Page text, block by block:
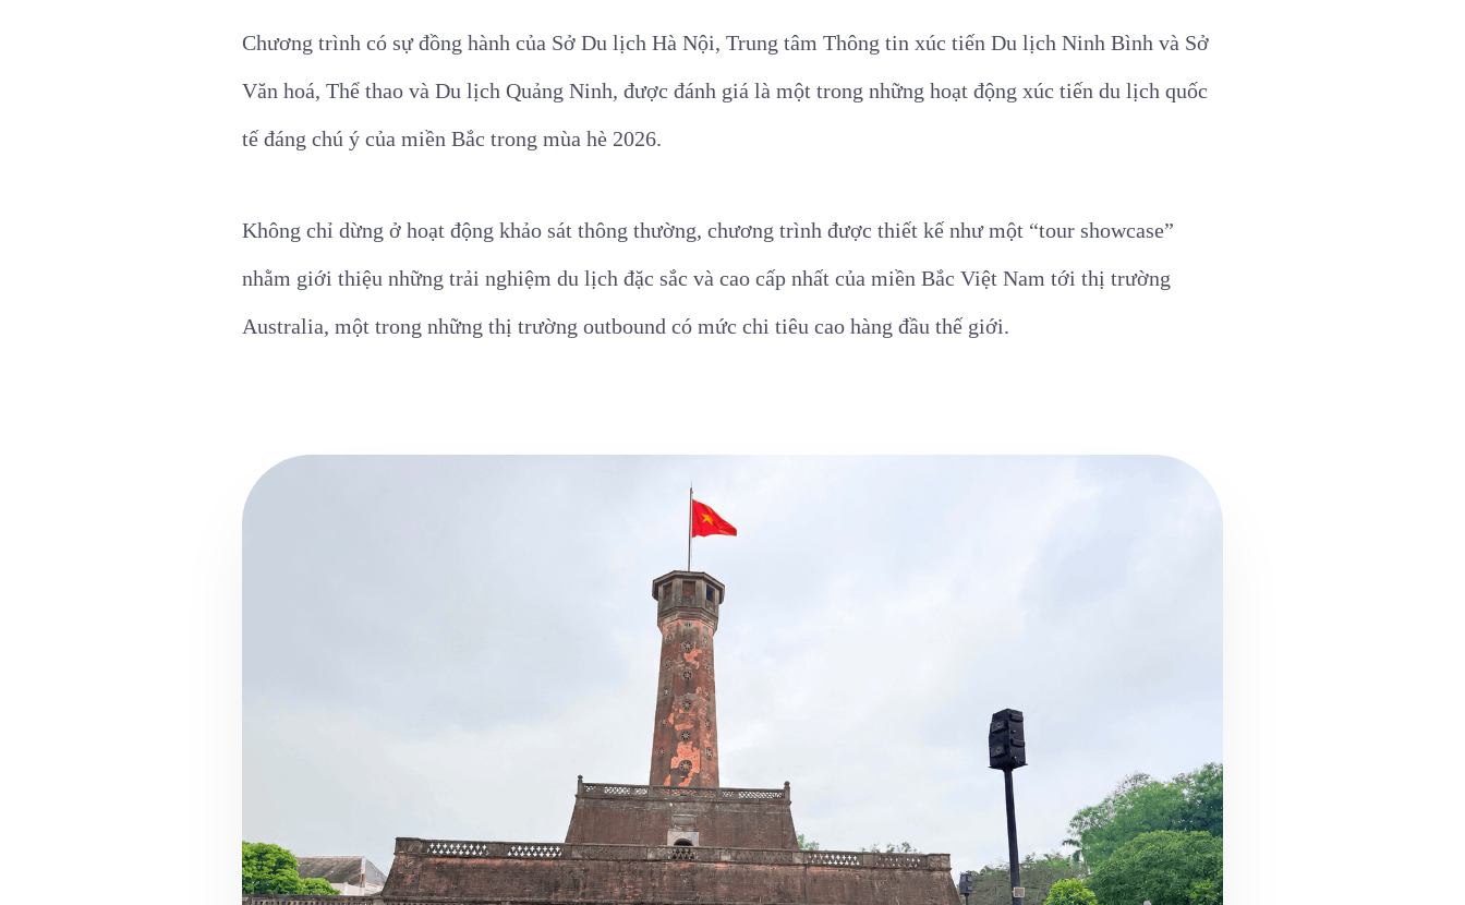
Chương trình có sự đồng hành của Sở Du lịch Hà Nội, Trung tâm Thông tin xúc tiến Du lịch Ninh Bình và Sở
Văn hoá, Thể thao và Du lịch Quảng Ninh, được đánh giá là một trong những hoạt động xúc tiến du lịch quốc
tế đáng chú ý của miền Bắc trong mùa hè 2026.
Không chỉ dừng ở hoạt động khảo sát thông thường, chương trình được thiết kế như một “tour showcase”
nhằm giới thiệu những trải nghiệm du lịch đặc sắc và cao cấp nhất của miền Bắc Việt Nam tới thị trường
Australia, một trong những thị trường outbound có mức chi tiêu cao hàng đầu thế giới.